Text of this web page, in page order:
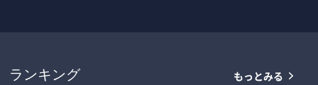
ランキング
もっとみる